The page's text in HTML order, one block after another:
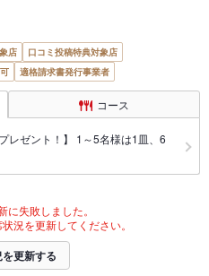
店
口コミ投稿特典対象店
適格請求書発行事業者
コース
レゼント！】 1～5名様は1皿、6
に失敗しました。
況を更新してください。
更新する